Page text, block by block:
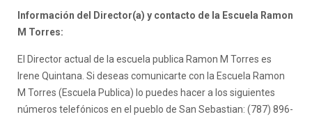
Información del Director(a) y contacto de la Escuela Ramon
M Torres:
El Director actual de la escuela publica Ramon M Torres es
Irene Quintana. Si deseas comunicarte con la Escuela Ramon
M Torres (Escuela Publica) lo puedes hacer a los siguientes
números telefónicos en el pueblo de San Sebastian: (787) 896-